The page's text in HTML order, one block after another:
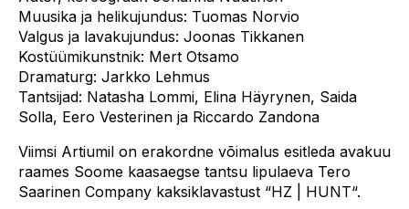
Muusika ja helikujundus: Tuomas Norvio
Valgus ja lavakujundus: Joonas Tikkanen
Kostüümikunstnik: Mert Otsamo
Dramaturg: Jarkko Lehmus
Tantsijad: Natasha Lommi, Elina Häyrynen, Saida
Solla, Eero Vesterinen ja Riccardo Zandona
Viimsi Artiumil on erakordne võimalus esitleda avakuu
raames Soome kaasaegse tantsu lipulaeva Tero
Saarinen Company kaksiklavastust “HZ | HUNT“.